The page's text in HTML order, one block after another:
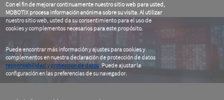
Con el fin de mejorar continuamente nuestro sitio web para usted,
MOBOTIX procesa información anónima sobre su visita. Al utilizar
nuestro sitio web, usted da su consentimiento para el uso de
cookies y complementos necesarios para este propósito.
Puede encontrar más información y ajustes para cookies y
complementos en nuestra declaración de protección de datos
responsabilidad y protección de datos. Puede ajustar la
configuración en las preferencias de su navegador.
.